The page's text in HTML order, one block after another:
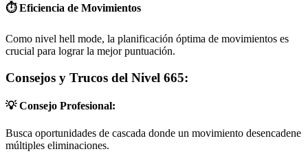
⏱️ Eficiencia de Movimientos
Como nivel hell mode, la planificación óptima de movimientos es
crucial para lograr la mejor puntuación.
Consejos y Trucos del Nivel 665:
💡 Consejo Profesional:
Busca oportunidades de cascada donde un movimiento desencadene
múltiples eliminaciones.